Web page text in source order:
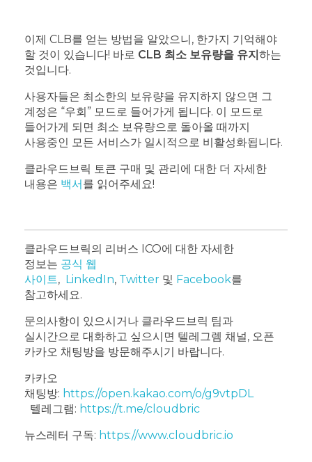
이제 CLB를 얻는 방법을 알았으니, 한가지 기억해야
할 것이 있습니다! 바로 CLB 최소 보유량을 유지하는
것입니다.
사용자들은 최소한의 보유량을 유지하지 않으면 그
계정은 “우회” 모드로 들어가게 됩니다. 이 모드로
들어가게 되면 최소 보유량으로 돌아올 때까지
사용중인 모든 서비스가 일시적으로 비활성화됩니다.
클라우드브릭 토큰 구매 및 관리에 대한 더 자세한
내용은 백서를 읽어주세요!
클라우드브릭의 리버스 ICO에 대한 자세한
정보는 공식 웹
사이트, LinkedIn, Twitter 및 Facebook를
참고하세요.
문의사항이 있으시거나 클라우드브릭 팀과
실시간으로 대화하고 싶으시면 텔레그렘 채널, 오픈
카카오 채팅방을 방문해주시기 바랍니다.
카카오
채팅방: https://open.kakao.com/o/g9vtpDL
텔레그램: https://t.me/cloudbric
뉴스레터 구독: https://www.cloudbric.io